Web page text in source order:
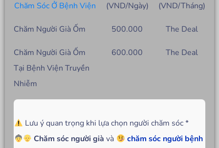
Chăm Sóc Ở Bệnh Viện
(VND/Ngày)
(VND/Tháng)
Chăm Người Già Ốm 500.000 The Deal
Chăm Người Già Ốm
Tại Bệnh Viện Truyền
Nhiễm
600.000 The Deal
Lưu ý quan trọng khi lựa chọn người chăm sóc *
Chăm sóc người già và
chăm sóc người bệnh